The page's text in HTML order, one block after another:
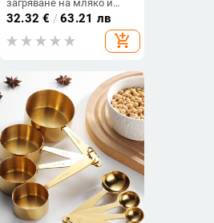
загряване на мляко и
вода, едноместна офис
чаша за отопление,
неръждаема вътрешна
32.32 € /63.21 лв
add_shopping_cart